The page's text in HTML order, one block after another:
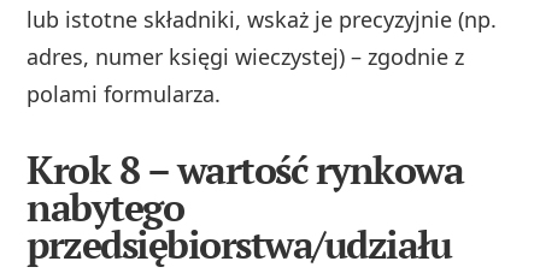
lub istotne składniki, wskaż je precyzyjnie (np.
adres, numer księgi wieczystej) – zgodnie z
polami formularza.
Krok 8 – wartość rynkowa
nabytego
przedsiębiorstwa/udziału